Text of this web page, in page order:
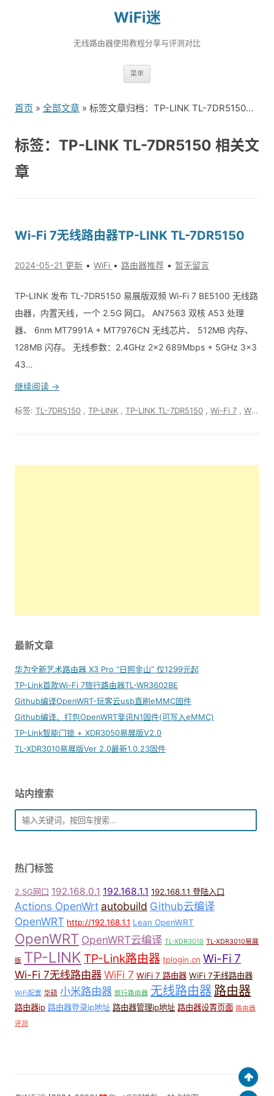
WiFi迷
无线路由器使用教程分享与评测对比
菜单
到
首页 » 全部文章 » 标签文章归档：TP-LINK TL-7DR5150（1）
标签：TP-LINK TL-7DR5150 相关文
章
Wi-Fi 7无线路由器TP-LINK TL-7DR5150
2024-05-21 更新 WiFi 路由器推荐 暂无留言
TP-LINK 发布 TL-7DR5150 易展版双频 Wi-Fi 7 BE5100 无线路
由器，内置天线，一个 2.5G 网口。 AN7563 双核 A53 处理
器、 6nm MT7991A + MT7976CN 无线芯片、 512MB 内存、
128MB 闪存。 无线参数：2.4GHz 2x2 689Mbps + 5GHz 3x3
43…
继续阅读 →
标签: TL-7DR5150 TP-LINK TP-LINK TL-7DR5150 Wi-Fi 7 Wi-Fi 7无线路由器
最新文章
华为全新艺术路由器 X3 Pro “日照金山” 仅1299元起
TP-Link首款Wi-Fi 7旅行路由器TL-WR3602BE
Github编译OpenWRT-玩客云usb直刷eMMC固件
Github编译、打包OpenWRT斐讯N1固件(可写入eMMC)
TP-Link智能门锁 + XDR3050易展版V2.0
TL-XDR3010易展版Ver 2.0最新1.0.23固件
站内搜索
热门标签
2.5G网口 192.168.0.1 192.168.1.1 192.168.1.1 登陆入口
Actions OpenWrt autobuild Github云编译
OpenWRT http://192.168.1.1 Lean OpenWRT
OpenWRT OpenWRT云编译 TL-XDR3010 TL-XDR3010易展
版 TP-LINK TP-Link路由器 tplogin.cn Wi-Fi 7
Wi-Fi 7无线路由器WiFi 7 WiFi 7 路由器 WiFi 7无线路由器
WiFi配置 华硕 小米路由器 旅行路由器 无线路由器路由器
路由器ip 路由器登录ip地址 路由器管理ip地址 路由器设置页面 路由器
评测